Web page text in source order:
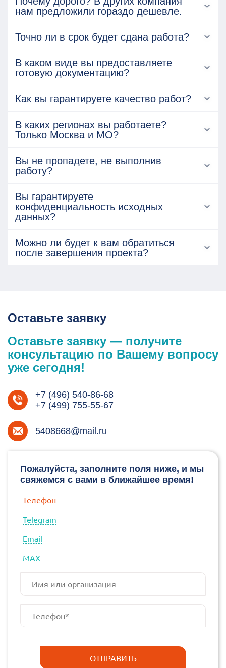
нам предложили гораздо дешевле.
Точно ли в срок будет сдана работа?
В каком виде вы предоставляете
готовую документацию?
Как вы гарантируете качество работ?
В каких регионах вы работаете?
Только Москва и МО?
Вы не пропадете, не выполнив
работу?
Вы гарантируете
конфиденциальность исходных
данных?
Можно ли будет к вам обратиться
после завершения проекта?
Оставьте заявку
Пожалуйста, заполните поля ниже, и мы
свяжемся с вами в ближайшее время!
Телефон
Telegram
Email
МАХ
Оставьте заявку — получите
консультацию по Вашему вопросу
уже сегодня!
+7 (496) 540-86-68
+7 (499) 755-55-67
5408668@mail.ru